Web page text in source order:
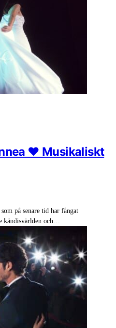
❤️ Musikaliskt
på senare tid har fångat
kändisvärlden och…